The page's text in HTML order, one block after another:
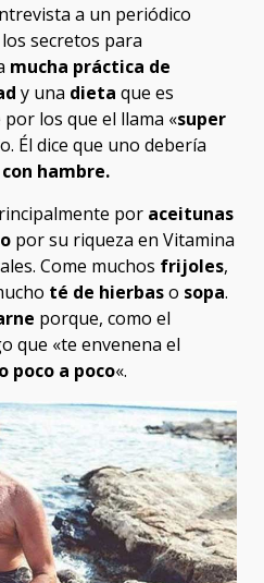
a un periódico
secretos para
mucha práctica de
y una dieta que es
los que el llama «super
Él dice que uno debería
hambre.
por aceitunas
por su riqueza en Vitamina
Come muchos frijoles,
té de hierbaso sopa.
porque, como el
que «te envenena el
poco a poco«.